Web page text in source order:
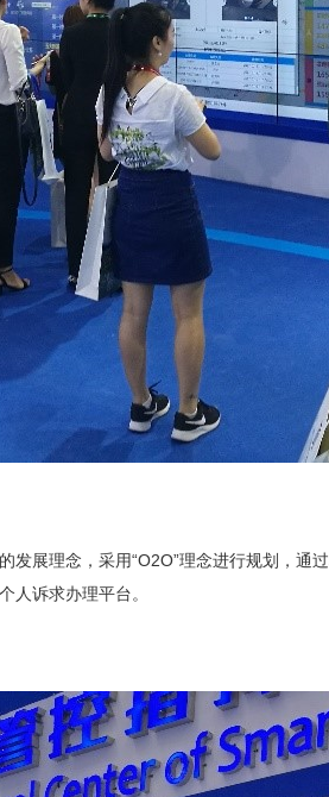
理念，采用“O2O”理念进行规划，通
人诉求办理平台。